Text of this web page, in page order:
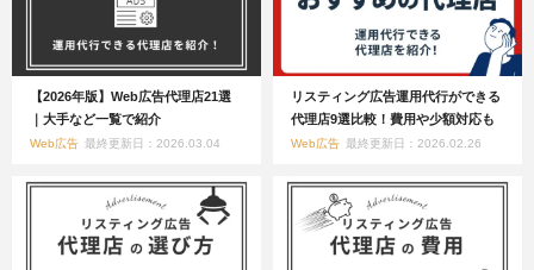
【2026年版】Web広告代理店21選
｜大手など一覧で紹介
Web広告 最終更新日：2026.03.04
リスティング広告運用代行ができる
代理店9選比較！費用や少額対応も
Web広告 最終更新日：2026.02.26